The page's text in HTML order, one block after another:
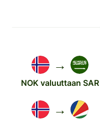
→
NOK valuuttaan SAR
→